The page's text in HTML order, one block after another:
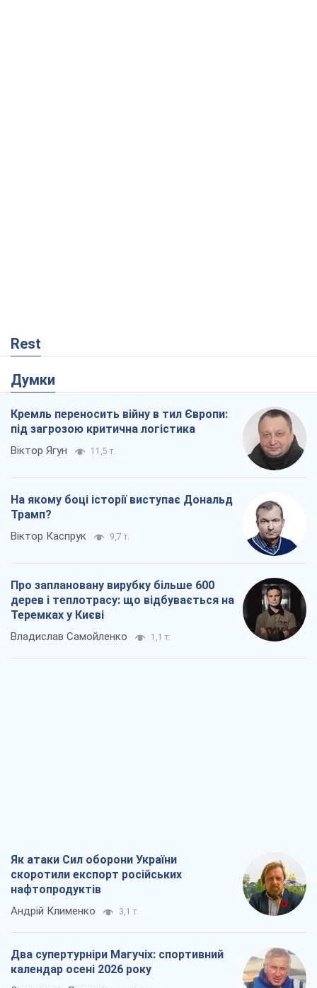
Rest
Думки
Кремль переносить війну в тил Європи:
під загрозою критична логістика
Віктор Ягун 11,5 т.
На якому боці історії виступає Дональд
Трамп?
Віктор Каспрук 9,7 т.
Про заплановану вирубку більше 600
дерев і теплотрасу: що відбувається на
Теремках у Києві
Владислав Самойленко 1,1 т.
Як атаки Сил оборони України
скоротили експорт російських
нафтопродуктів
Андрій Клименко 3,1 т.
Два супертурніри Магучіх: спортивний
календар осені 2026 року